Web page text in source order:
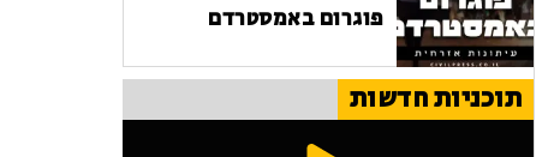
פוגרום באמסטרדם
תוכניות חדשות